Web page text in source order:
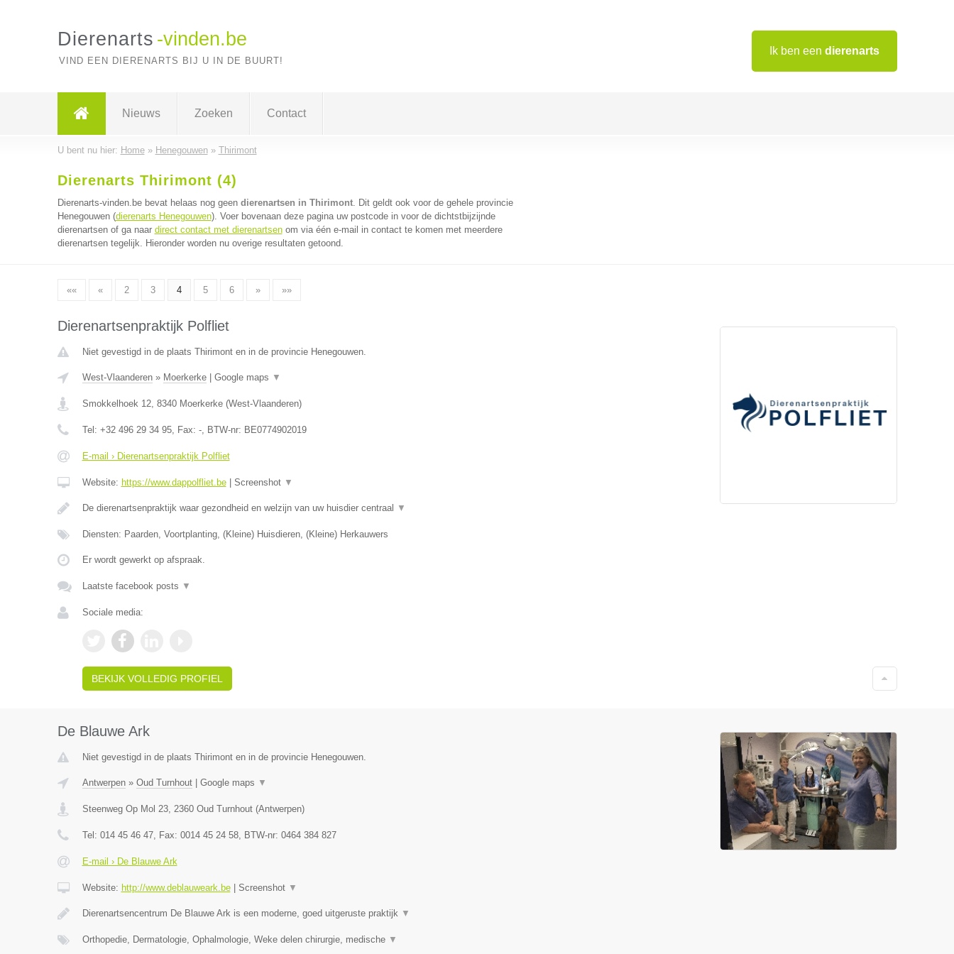
Ik ben een dierenarts
Dierenarts -vinden.be
VIND EEN DIERENARTS BIJ U IN DE BUURT!
Nieuws Zoeken Contact
U bent nu hier: Home» Henegouwen» Thirimont
Dierenarts Thirimont (4)
Dierenarts-vinden.be bevat helaas nog geen dierenartsen in Thirimont. Dit geldt ook voor de gehele provincie
Henegouwen (dierenarts Henegouwen). Voer bovenaan deze pagina uw postcode in voor de dichtstbijzijnde
dierenartsen of ga naar direct contact met dierenartsenom via één e-mail in contact te komen met meerdere
dierenartsen tegelijk. Hieronder worden nu overige resultaten getoond.
«« « 2 3 4 5 6 » »»
Dierenartsenpraktijk Polfliet
Niet gevestigd in de plaats Thirimont en in de provincie Henegouwen.
West-Vlaanderen» Moerkerke| Google maps ▼
Smokkelhoek 12, 8340 Moerkerke(West-Vlaanderen)
Tel: +32 496 29 34 95, Fax: -, BTW-nr: BE0774902019
E-mail › Dierenartsenpraktijk Polfliet
Website: https://www.dappolfliet.be| Screenshot ▼
De dierenartsenpraktijk waar gezondheid en welzijn van uw huisdier centraal ▼
Diensten: Paarden, Voortplanting, (Kleine) Huisdieren, (Kleine) Herkauwers
Er wordt gewerkt op afspraak.
Laatste facebook posts ▼
Sociale media:
BEKIJK VOLLEDIG PROFIEL
De Blauwe Ark
Niet gevestigd in de plaats Thirimont en in de provincie Henegouwen.
Antwerpen» Oud Turnhout| Google maps ▼
Steenweg Op Mol 23, 2360 Oud Turnhout(Antwerpen)
Tel: 014 45 46 47, Fax: 0014 45 24 58, BTW-nr: 0464 384 827
E-mail › De Blauwe Ark
Website: http://www.deblauweark.be| Screenshot ▼
Dierenartsencentrum De Blauwe Ark is een moderne, goed uitgeruste praktijk ▼
Orthopedie, Dermatologie, Ophalmologie, Weke delen chirurgie, medische ▼